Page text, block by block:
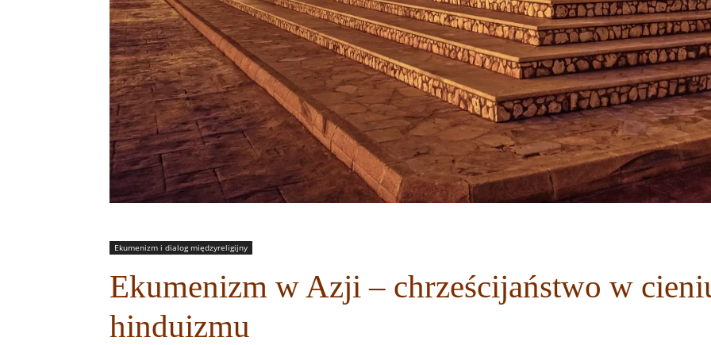
Ekumenizm i dialog międzyreligijny
Ekumenizm w Azji – chrześcijaństwo w
hinduizmu